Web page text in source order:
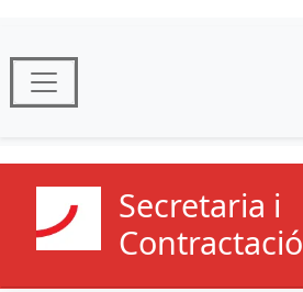
Secretaria i
Contractació